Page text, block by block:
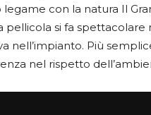
con la natura Il
si fa spettacolare
nell’impianto. Più
nel rispetto